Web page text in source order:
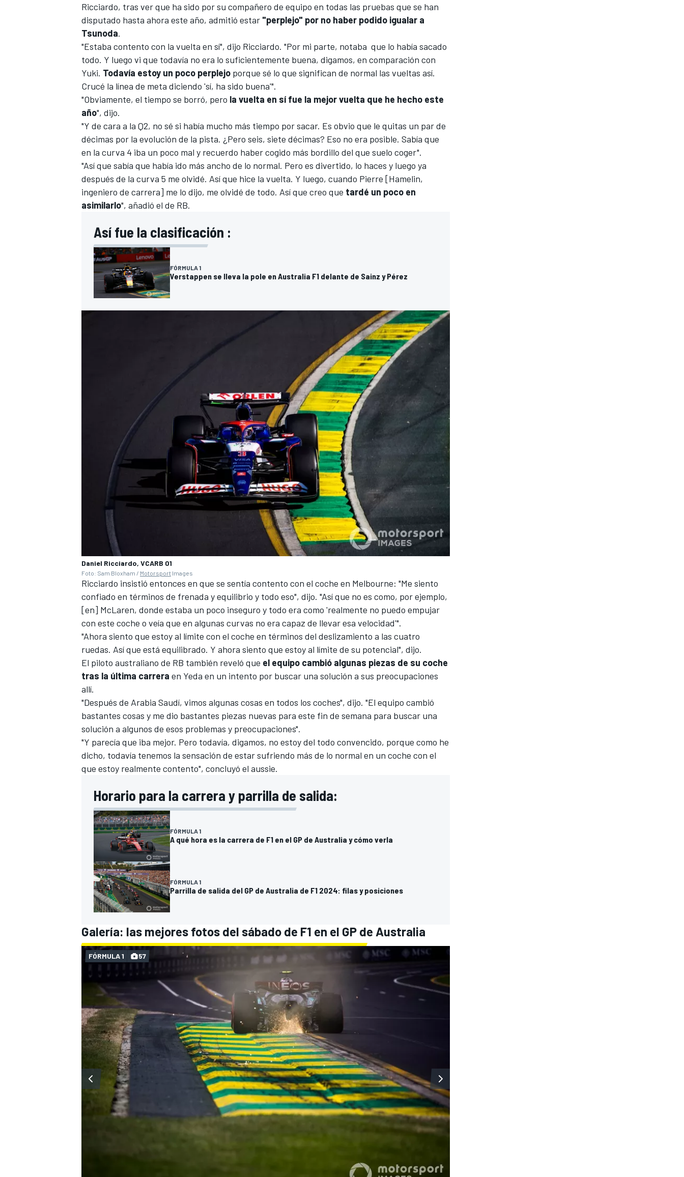
Ricciardo, tras ver que ha sido por su compañero de equipo en todas las pruebas que se han
disputado hasta ahora este año, admitió estar "perplejo" por no haber podido igualar a
Tsunoda.
"Estaba contento con la vuelta en sí", dijo Ricciardo. "Por mi parte, notaba que lo había sacado
todo. Y luego vi que todavía no era lo suficientemente buena, digamos, en comparación con
Yuki. Todavía estoy un poco perplejo porque sé lo que significan de normal las vueltas así.
Crucé la línea de meta diciendo 'sí, ha sido buena'".
"Obviamente, el tiempo se borró, pero la vuelta en sí fue la mejor vuelta que he hecho este
año", dijo.
"Y de cara a la Q2, no sé si había mucho más tiempo por sacar. Es obvio que le quitas un par de
décimas por la evolución de la pista. ¿Pero seis, siete décimas? Eso no era posible. Sabía que
en la curva 4 iba un poco mal y recuerdo haber cogido más bordillo del que suelo coger".
"Así que sabía que había ido más ancho de lo normal. Pero es divertido, lo haces y luego ya
después de la curva 5 me olvidé. Así que hice la vuelta. Y luego, cuando Pierre [Hamelin,
ingeniero de carrera] me lo dijo, me olvidé de todo. Así que creo que tardé un poco en
asimilarlo", añadió el de RB.
Así fue la clasificación :
FÓRMULA 1
Verstappen se lleva la pole en Australia F1 delante de Sainz y Pérez
Daniel Ricciardo, VCARB 01
Foto: Sam Bloxham / Motorsport Images
Ricciardo insistió entonces en que se sentía contento con el coche en Melbourne: "Me siento
confiado en términos de frenada y equilibrio y todo eso", dijo. "Así que no es como, por ejemplo,
[en] McLaren, donde estaba un poco inseguro y todo era como 'realmente no puedo empujar
con este coche o veía que en algunas curvas no era capaz de llevar esa velocidad'".
"Ahora siento que estoy al límite con el coche en términos del deslizamiento a las cuatro
ruedas. Así que está equilibrado. Y ahora siento que estoy al límite de su potencial", dijo.
El piloto australiano de RB también reveló que el equipo cambió algunas piezas de su coche
tras la última carrera en Yeda en un intento por buscar una solución a sus preocupaciones
allí.
"Después de Arabia Saudí, vimos algunas cosas en todos los coches", dijo. "El equipo cambió
bastantes cosas y me dio bastantes piezas nuevas para este fin de semana para buscar una
solución a algunos de esos problemas y preocupaciones".
"Y parecía que iba mejor. Pero todavía, digamos, no estoy del todo convencido, porque como he
dicho, todavía tenemos la sensación de estar sufriendo más de lo normal en un coche con el
que estoy realmente contento", concluyó el aussie.
Horario para la carrera y parrilla de salida:
FÓRMULA 1
A qué hora es la carrera de F1 en el GP de Australia y cómo verla
FÓRMULA 1
Parrilla de salida del GP de Australia de F1 2024: filas y posiciones
Galería: las mejores fotos del sábado de F1 en el GP de Australia
FÓRMULA 1 57